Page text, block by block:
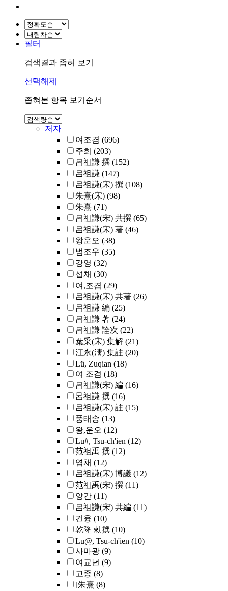
필터
검색결과 좁혀 보기
선택해제
좁혀본 항목 보기순서
저자
여조겸 (696)
주희 (203)
呂祖謙 撰 (152)
呂祖謙 (147)
呂祖謙(宋) 撰 (108)
朱熹(宋) (98)
朱熹 (71)
呂祖謙(宋) 共撰 (65)
呂祖謙(宋) 著 (46)
왕운오 (38)
범조우 (35)
강영 (32)
섭채 (30)
여,조겸 (29)
呂祖謙(宋) 共著 (26)
呂祖謙 編 (25)
呂祖謙 著 (24)
呂祖謙 詮次 (22)
葉采(宋) 集解 (21)
江永(淸) 集註 (20)
Lü, Zuqian (18)
여 조겸 (18)
呂祖謙(宋) 編 (16)
呂祖謙 撰 (16)
呂祖謙(宋) 註 (15)
풍태송 (13)
왕,운오 (12)
Lu#, Tsu-ch'ien (12)
范祖禹 撰 (12)
엽채 (12)
呂祖謙(宋) 博議 (12)
范祖禹(宋) 撰 (11)
양간 (11)
呂祖謙(宋) 共編 (11)
건융 (10)
乾隆 勅撰 (10)
Lu@, Tsu-ch'ien (10)
사마광 (9)
여교년 (9)
고종 (8)
[朱熹 (8)